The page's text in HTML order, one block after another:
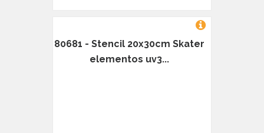
80681 - Stencil 20x30cm Skater
elementos uv3...